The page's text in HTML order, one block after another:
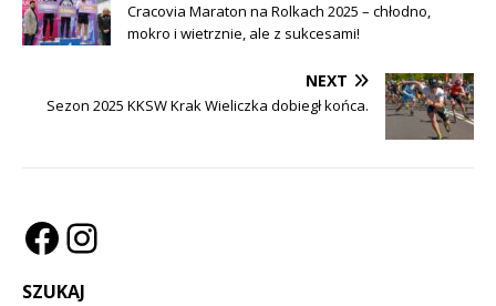
Cracovia Maraton na Rolkach 2025 – chłodno,
mokro i wietrznie, ale z sukcesami!
NEXT
Sezon 2025 KKSW Krak Wieliczka dobiegł końca.
SZUKAJ